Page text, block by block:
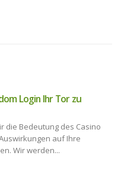
Login Ihr Tor zu
die Bedeutung des Casino
auf Ihre
Wir werden...